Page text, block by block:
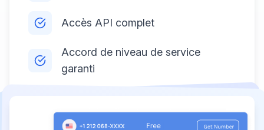
Accès API complet
Accord de niveau de service
garanti